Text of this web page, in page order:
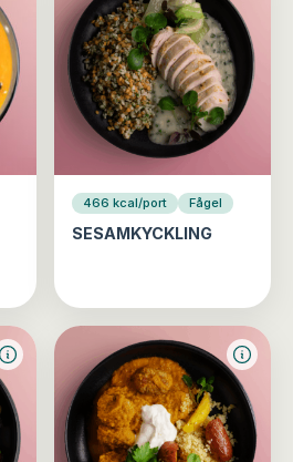
466 kcal/port Fågel
SESAMKYCKLING